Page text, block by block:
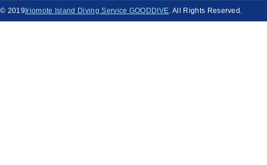
© 2019Iriomote Island Diving Service GOODDIVE . All Rights Reserved.